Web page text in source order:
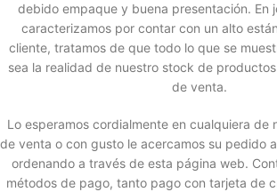
debido empaque y buena presentación. En
caracterizamos por contar con un alto
cliente, tratamos de que todo lo que se
sea la realidad de nuestro stock de
de venta.
Lo esperamos cordialmente en cualquiera de
de venta o con gusto le acercamos su pedido
ordenando a través de esta página web.
métodos de pago, tanto pago con tarjeta de